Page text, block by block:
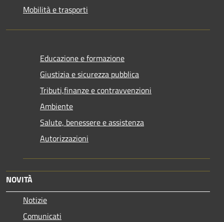
Mobilità e trasporti
Educazione e formazione
Giustizia e sicurezza pubblica
Tributi,finanze e contravvenzioni
Ambiente
Salute, benessere e assistenza
Autorizzazioni
NOVITÀ
Notizie
Comunicati